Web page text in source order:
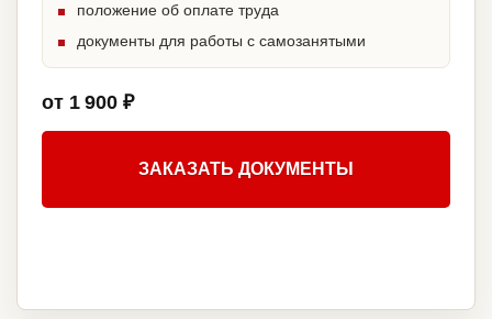
положение об оплате труда
документы для работы с самозанятыми
от 1 900 ₽
ЗАКАЗАТЬ ДОКУМЕНТЫ